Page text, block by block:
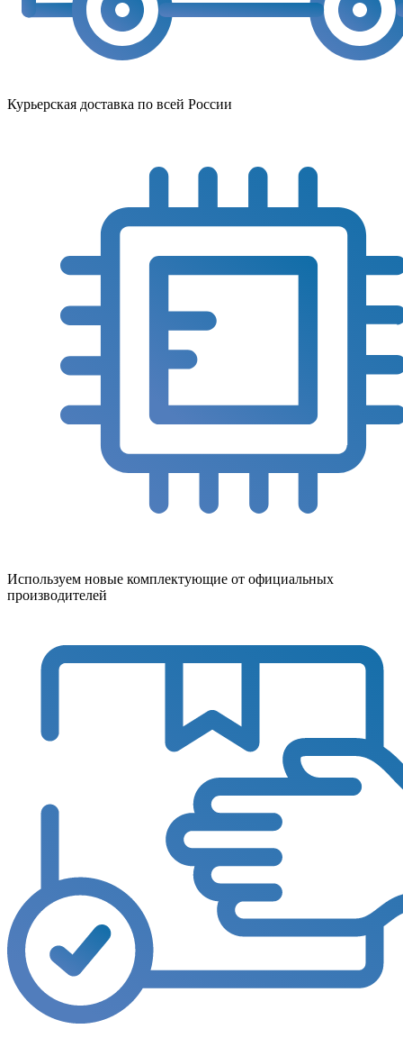
Курьерская доставка по всей России
Используем новые комплектующие от официальных
производителей